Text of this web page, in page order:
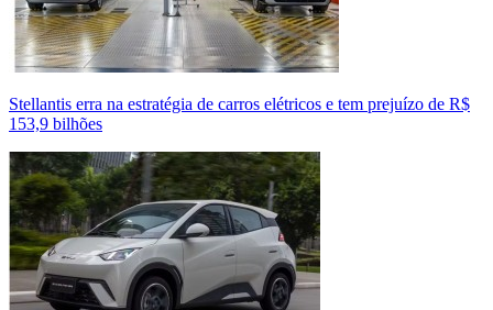
Stellantis erra na estratégia de carros elétricos e tem prejuízo de R$
153,9 bilhões